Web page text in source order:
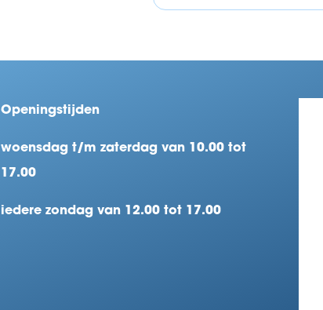
Openingstijden
woensdag t/m zaterdag van 10.00 tot
17.00
iedere zondag van 12.00 tot 17.00